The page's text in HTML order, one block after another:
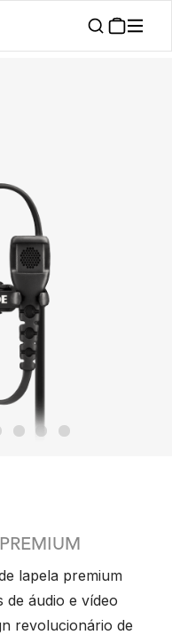
lapela premium
de áudio e vídeo
revolucionário de